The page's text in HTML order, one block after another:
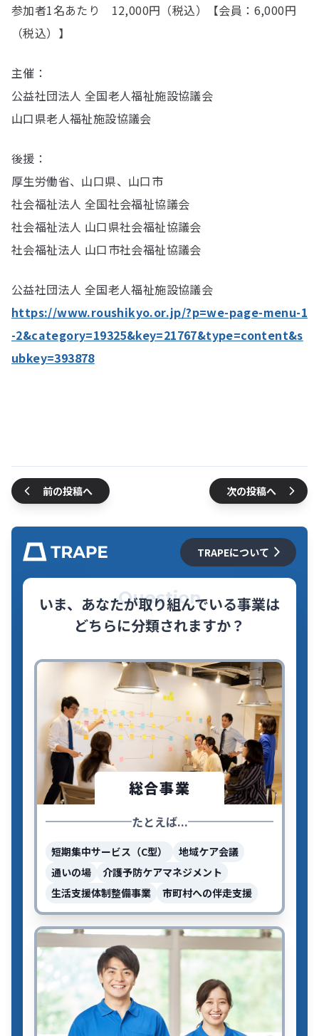
参加者1名あたり 12,000円（税込）【会員：6,000円
（税込）】
主催：
公益社団法人 全国老人福祉施設協議会
山口県老人福祉施設協議会
後援：
厚生労働省、山口県、山口市
社会福祉法人 全国社会福祉協議会
社会福祉法人 山口県社会福祉協議会
社会福祉法人 山口市社会福祉協議会
公益社団法人 全国老人福祉施設協議会
https://www.roushikyo.or.jp/?p=we-page-menu-1
-2&category=19325&key=21767&type=content&s
ubkey=393878
前の投稿へ 次の投稿へ
TRAPEについて
Question
いま、あなたが取り組んでいる事業は
どちらに分類されますか？
総合事業
たとえば...
短期集中サービス（C型）
地域ケア会議
通いの場
介護予防ケアマネジメント
生活支援体制整備事業
市町村への伴走支援